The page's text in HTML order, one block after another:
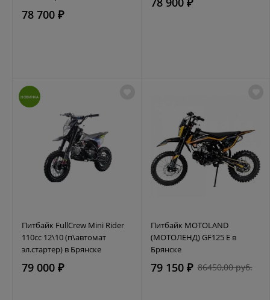
78 700 ₽
НОВИНКА
Питбайк FullCrew Mini Rider
110сс 12\10 (п\автомат
эл.стартер) в Брянске
79 000 ₽
Питбайк MOTOLAND
(МОТОЛЕНД) GF125 E в
Брянске
79 150 ₽ 86450,00 руб.